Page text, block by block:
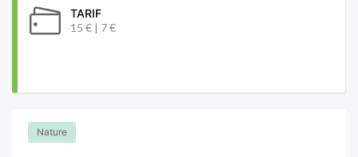
TARIF
15 € | 7 €
Nature